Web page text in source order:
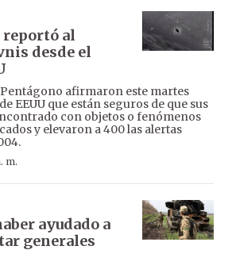
reportó al
desde el
Pentágono afirmaron este martes
EEUU que están seguros de que sus
con objetos o fenómenos
y elevaron a 400 las alertas
m.
ayudado a
generales